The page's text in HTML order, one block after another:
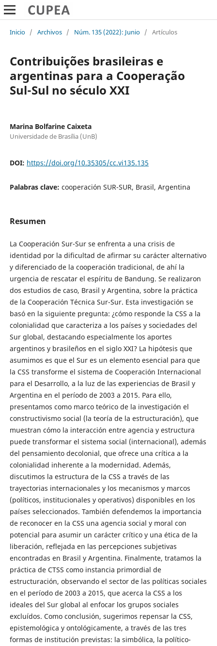
Inicio / Archivos / Núm. 135 (2022): Junio / Artículos
Contribuições brasileiras e
argentinas para a Cooperação
Sul-Sul no século XXI
Marina Bolfarine Caixeta
Universidade de Brasília (UnB)
DOI: https://doi.org/10.35305/cc.vi135.135
Palabras clave: cooperación SUR-SUR, Brasil, Argentina
Resumen
La Cooperación Sur-Sur se enfrenta a una crisis de
identidad por la dificultad de afirmar su carácter alternativo
y diferenciado de la cooperación tradicional, de ahí la
urgencia de rescatar el espíritu de Bandung. Se realizaron
dos estudios de caso, Brasil y Argentina, sobre la práctica
de la Cooperación Técnica Sur-Sur. Esta investigación se
basó en la siguiente pregunta: ¿cómo responde la CSS a la
colonialidad que caracteriza a los países y sociedades del
Sur global, destacando especialmente los aportes
argentinos y brasileños en el siglo XXI? La hipótesis que
asumimos es que el Sur es un elemento esencial para que
la CSS transforme el sistema de Cooperación Internacional
para el Desarrollo, a la luz de las experiencias de Brasil y
Argentina en el período de 2003 a 2015. Para ello,
presentamos como marco teórico de la investigación el
constructivismo social (la teoría de la estructuración), que
muestran cómo la interacción entre agencia y estructura
puede transformar el sistema social (internacional), además
del pensamiento decolonial, que ofrece una crítica a la
colonialidad inherente a la modernidad. Además,
discutimos la estructura de la CSS a través de las
trayectorias internacionales y los mecanismos y marcos
(políticos, institucionales y operativos) disponibles en los
países seleccionados. También defendemos la importancia
de reconocer en la CSS una agencia social y moral con
potencial para asumir un carácter crítico y una ética de la
liberación, reflejada en las percepciones subjetivas
encontradas en Brasil y Argentina. Finalmente, tratamos la
práctica de CTSS como instancia primordial de
estructuración, observando el sector de las políticas sociales
en el período de 2003 a 2015, que acerca la CSS a los
ideales del Sur global al enfocar los grupos sociales
excluídos. Como conclusión, sugerimos repensar la CSS,
epistemológica y ontológicamente, a través de las tres
formas de institución previstas: la simbólica, la político-